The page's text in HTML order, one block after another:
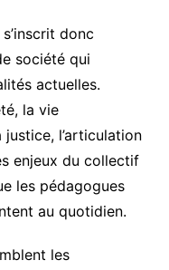
donc
société qui
actuelles.
la vie
l’articulation
enjeux du collectif
les pédagogues
au quotidien.
les